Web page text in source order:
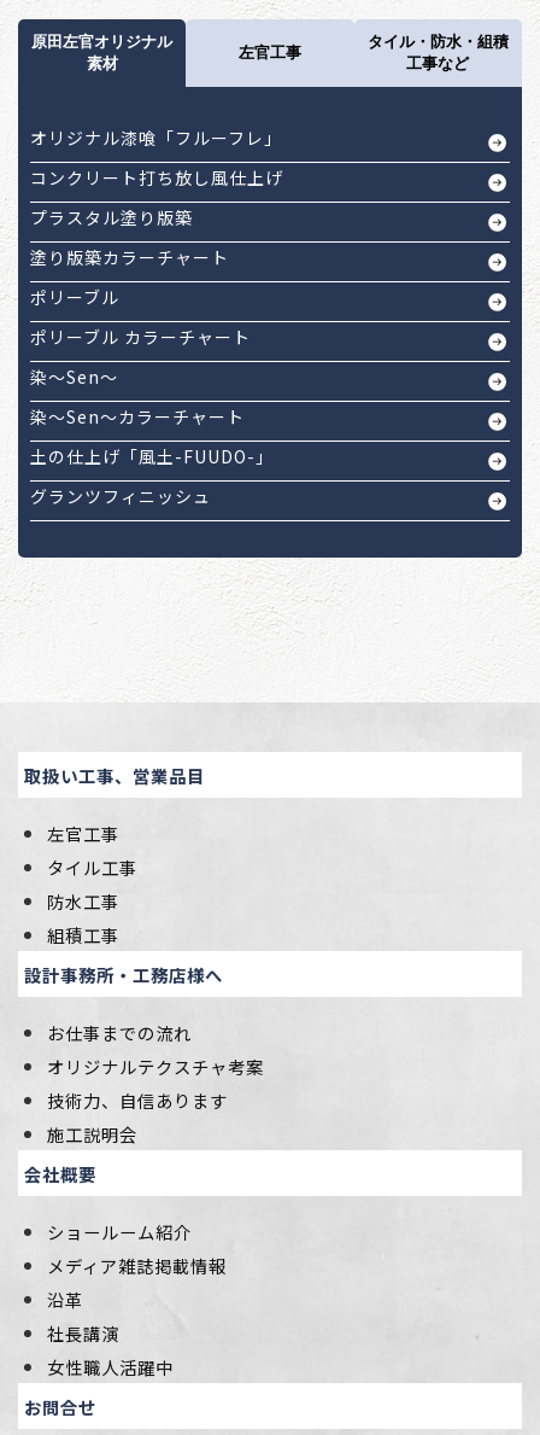
原田左官オリジナル
素材
左官工事
タイル・防水・組積
工事など
オリジナル漆喰「フルーフレ」
コンクリート打ち放し風仕上げ
プラスタル塗り版築
塗り版築カラーチャート
ポリーブル
ポリーブル カラーチャート
染～Sen～
染～Sen～カラーチャート
土の仕上げ「風土-FUUDO-」
グランツフィニッシュ
取扱い工事、営業品目
左官工事
タイル工事
防水工事
組積工事
設計事務所・工務店様へ
お仕事までの流れ
オリジナルテクスチャ考案
技術力、自信あります
施工説明会
会社概要
ショールーム紹介
メディア雑誌掲載情報
沿革
社長講演
女性職人活躍中
お問合せ